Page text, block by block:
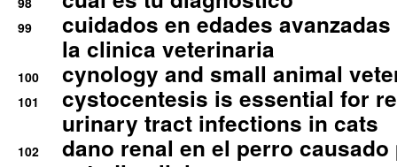
99
cuidados en edades
la clinica veterinaria
100 cynology and small animal
101
cystocentesis is essential for
urinary tract infections in cats
102
dano renal en el perro